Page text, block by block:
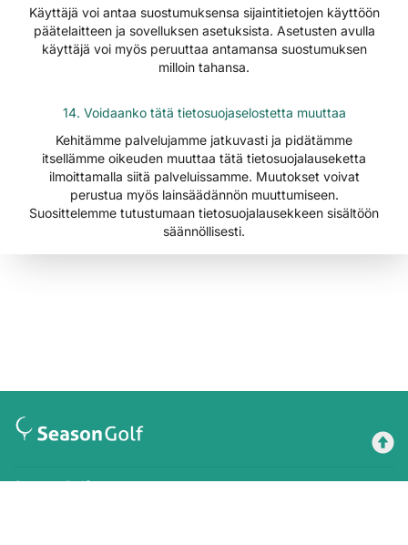
Käyttäjä voi antaa suostumuksensa sijaintitietojen käyttöön
päätelaitteen ja sovelluksen asetuksista. Asetusten avulla
käyttäjä voi myös peruuttaa antamansa suostumuksen
milloin tahansa.
14. Voidaanko tätä tietosuojaselostetta muuttaa
Kehitämme palvelujamme jatkuvasti ja pidätämme
itsellämme oikeuden muuttaa tätä tietosuojalauseketta
ilmoittamalla siitä palveluissamme. Muutokset voivat
perustua myös lainsäädännön muuttumiseen.
Suosittelemme tutustumaan tietosuojalausekkeen sisältöön
säännöllisesti.
Season Golf